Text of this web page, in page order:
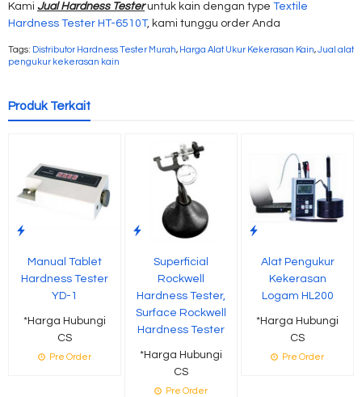
Kami Jual Hardness Testeruntuk kain dengan type Textile
Hardness Tester HT-6510T, kami tunggu order Anda
Tags: Distributor Hardness Tester Murah, Harga Alat Ukur Kekerasan Kain,Jual alat
pengukur kekerasan kain
Produk Terkait
Manual Tablet
Hardness Tester
YD-1
*Harga Hubungi
CS
Pre Order
Superficial
Rockwell
Hardness Tester,
Surface Rockwell
Hardness Tester
*Harga Hubungi
CS
Pre Order
Alat Pengukur
Kekerasan
Logam HL200
*Harga Hubungi
CS
Pre Order